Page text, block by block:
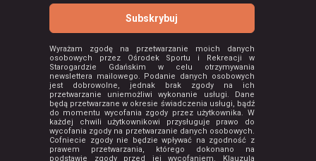
Wyrażam zgodę na przetwarzanie moich danych
osobowych przez Ośrodek Sportu i Rekreacji w
Starogardzie Gdańskim w celu otrzymywania
newslettera mailowego. Podanie danych osobowych
jest dobrowolne, jednak brak zgody na ich
przetwarzanie uniemożliwi wykonanie usługi. Dane
będą przetwarzane w okresie świadczenia usługi, bądź
do momentu wycofania zgody przez użytkownika. W
każdej chwili użytkownikowi przysługuje prawo do
wycofania zgody na przetwarzanie danych osobowych.
Cofniecie zgody nie będzie wpływać na zgodność z
prawem przetwarzania, którego dokonano na
podstawie zgody przed jej wycofaniem. Klauzula